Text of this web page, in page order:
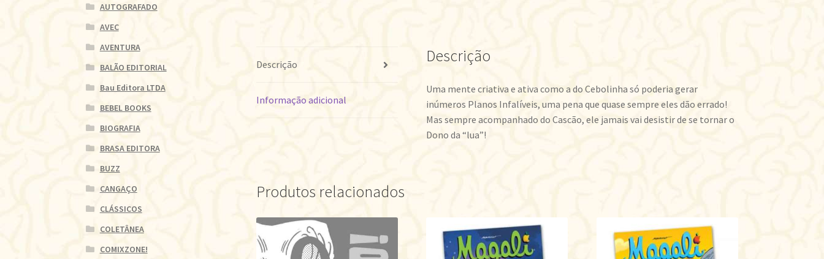
Descrição
Informação adicional
Descrição
Uma mente criativa e ativa como a do Cebolinha só poderia gerar
inúmeros Planos Infalíveis, uma pena que quase sempre eles dão errado!
Mas sempre acompanhado do Cascão, ele jamais vai desistir de se tornar o
Dono da “lua”!
Produtos relacionados
AUTOGRAFADO
AVEC
AVENTURA
BALÃO EDITORIAL
Bau Editora LTDA
BEBEL BOOKS
BIOGRAFIA
BRASA EDITORA
BUZZ
CANGAÇO
CLÁSSICOS
COLETÂNEA
COMIXZONE!